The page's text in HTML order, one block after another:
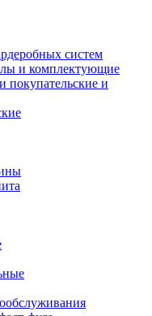
систем
и комплектующие
покупательские и